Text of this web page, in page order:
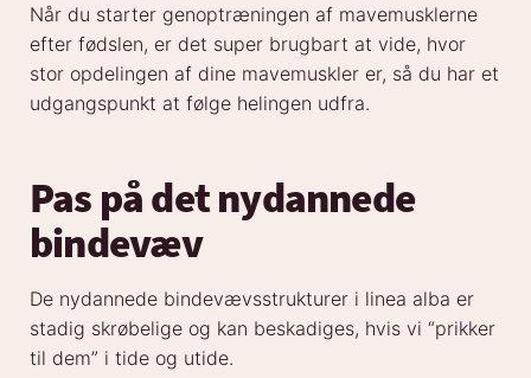
Når du starter genoptræningen af mavemusklerne
efter fødslen, er det super brugbart at vide, hvor
stor opdelingen af dine mavemuskler er, så du har et
udgangspunkt at følge helingen udfra.
Pas på det nydannede
bindevæv
De nydannede bindevævsstrukturer i linea alba er
stadig skrøbelige og kan beskadiges, hvis vi “prikker
til dem” i tide og utide.